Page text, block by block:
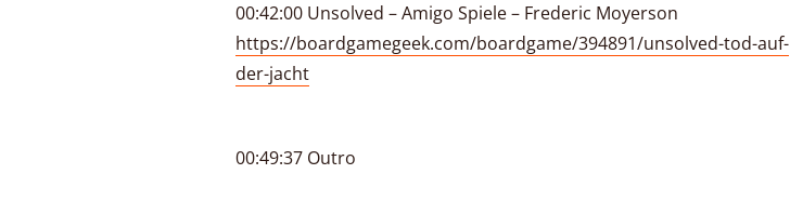
00:42:00 Unsolved – Amigo Spiele – Frederic Moyerson
https://boardgamegeek.com/boardgame/394891/unsolved-tod-auf-
der-jacht
00:49:37 Outro